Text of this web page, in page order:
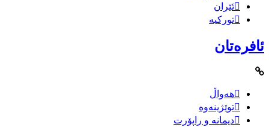
ئێران
تورکیە
ئافرەتان
هەواڵ
توێژینەوە
دیمانە و راپۆرت